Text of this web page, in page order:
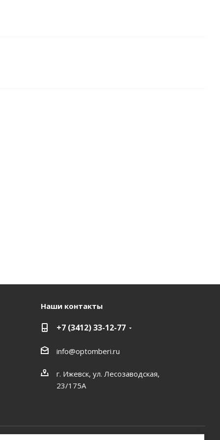
Наши контакты
+7 (3412) 33-12-77
info@optomberi.ru
г. Ижевск, ул. Лесозаводская,
23/175А